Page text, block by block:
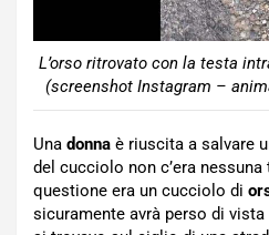
L’orso ritrovato con la testa
(screenshot Instagram –
Una donna è riuscita a salvare
del cucciolo non c’era nessuna
questione era un cucciolo di
sicuramente avrà perso di